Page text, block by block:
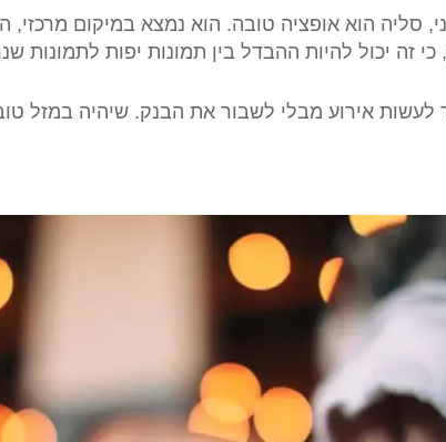
סליה הוא אופציה טובה. הוא נמצא במיקום
יכול להיות ההבדל בין תמונות יפות לתמונות
אירוע מבלי לשבור את הבנק. שיהיה במזל